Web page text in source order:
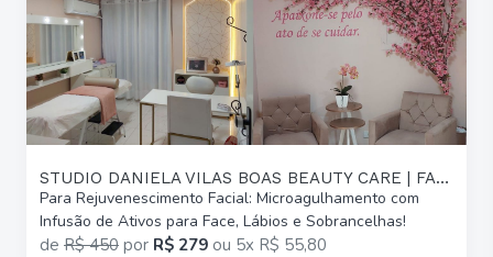
STUDIO DANIELA VILAS BOAS BEAUTY CARE | FARROUPILHA
Para Rejuvenescimento Facial: Microagulhamento com
Infusão de Ativos para Face, Lábios e Sobrancelhas!
de R$ 450 por R$ 279 ou 5x R$ 55,80